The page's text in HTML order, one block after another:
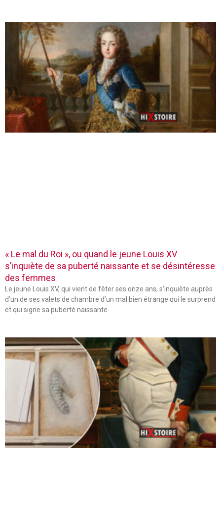
« Le mal du Roi », ou quand le jeune Louis XV
s’inquiète de sa puberté naissante et se désintéresse
des femmes
Le jeune Louis XV, qui vient de fêter ses onze ans, s’inquiète auprès
d’un de ses valets de chambre d’un mal bien étrange qui le surprend
et qui signe sa puberté naissante.